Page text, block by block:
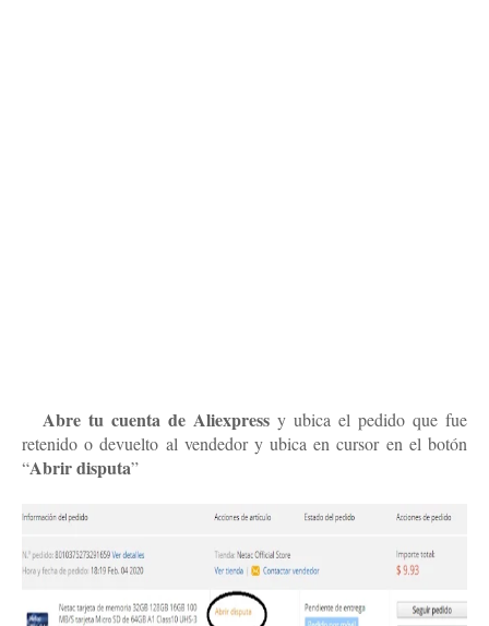
Abre tu cuenta de Aliexpress y ubica el pedido que fue
retenido o devuelto al vendedor y ubica en cursor en el botón
“Abrir disputa”